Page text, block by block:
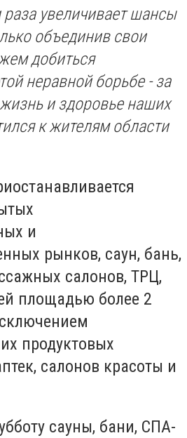
раза увеличивает шансы
объединив свои
добиться
неравной борьбе - за
и здоровье наших
к жителям области
и
рынков, саун, бань,
салонов, ТРЦ,
площадью более 2
продуктовых
салонов красоты и
сауны, бани, СПА-